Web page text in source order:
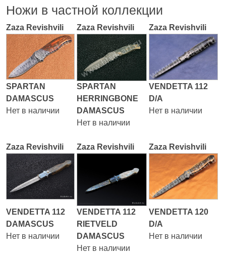
Ножи в частной коллекции
Zaza Revishvili Zaza Revishvili Zaza Revishvili
SPARTAN
DAMASCUS
Нет в наличии
SPARTAN
HERRINGBONE
DAMASCUS
Нет в наличии
VENDETTA 112
D/A
Нет в наличии
Zaza Revishvili Zaza Revishvili Zaza Revishvili
VENDETTA 112
DAMASCUS
Нет в наличии
VENDETTA 112
RIETVELD
DAMASCUS
Нет в наличии
VENDETTA 120
D/A
Нет в наличии